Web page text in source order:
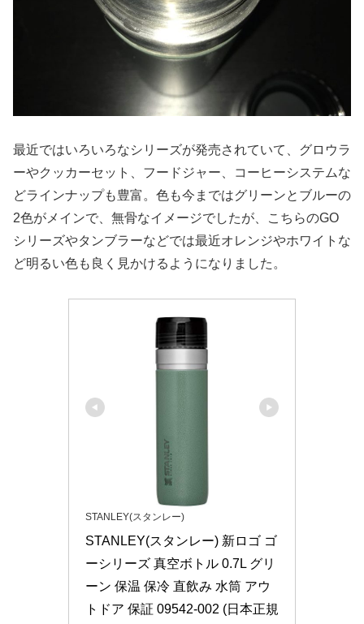
最近ではいろいろなシリーズが発売されていて、グロウラ
ーやクッカーセット、フードジャー、コーヒーシステムな
どラインナップも豊富。色も今まではグリーンとブルーの
2色がメインで、無骨なイメージでしたが、こちらのGO
シリーズやタンブラーなどでは最近オレンジやホワイトな
ど明るい色も良く見かけるようになりました。
STANLEY(スタンレー)
STANLEY(スタンレー) 新ロゴ ゴ
ーシリーズ 真空ボトル 0.7L グリ
ーン 保温 保冷 直飲み 水筒 アウ
トドア 保証 09542-002 (日本正規